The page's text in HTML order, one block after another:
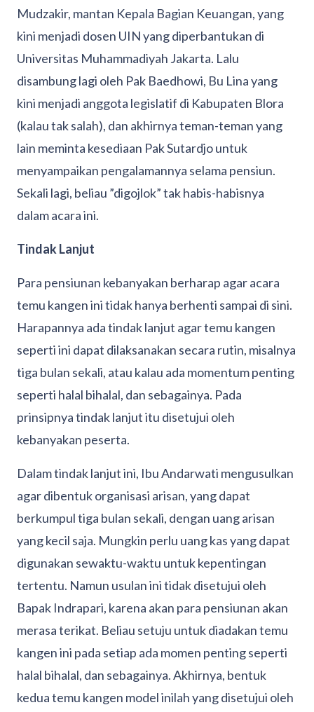
Mudzakir, mantan Kepala Bagian Keuangan, yang
kini menjadi dosen UIN yang diperbantukan di
Universitas Muhammadiyah Jakarta. Lalu
disambung lagi oleh Pak Baedhowi, Bu Lina yang
kini menjadi anggota legislatif di Kabupaten Blora
(kalau tak salah), dan akhirnya teman-teman yang
lain meminta kesediaan Pak Sutardjo untuk
menyampaikan pengalamannya selama pensiun.
Sekali lagi, beliau ”digojlok” tak habis-habisnya
dalam acara ini.
Tindak Lanjut
Para pensiunan kebanyakan berharap agar acara
temu kangen ini tidak hanya berhenti sampai di sini.
Harapannya ada tindak lanjut agar temu kangen
seperti ini dapat dilaksanakan secara rutin, misalnya
tiga bulan sekali, atau kalau ada momentum penting
seperti halal bihalal, dan sebagainya. Pada
prinsipnya tindak lanjut itu disetujui oleh
kebanyakan peserta.
Dalam tindak lanjut ini, Ibu Andarwati mengusulkan
agar dibentuk organisasi arisan, yang dapat
berkumpul tiga bulan sekali, dengan uang arisan
yang kecil saja. Mungkin perlu uang kas yang dapat
digunakan sewaktu-waktu untuk kepentingan
tertentu. Namun usulan ini tidak disetujui oleh
Bapak Indrapari, karena akan para pensiunan akan
merasa terikat. Beliau setuju untuk diadakan temu
kangen ini pada setiap ada momen penting seperti
halal bihalal, dan sebagainya. Akhirnya, bentuk
kedua temu kangen model inilah yang disetujui oleh